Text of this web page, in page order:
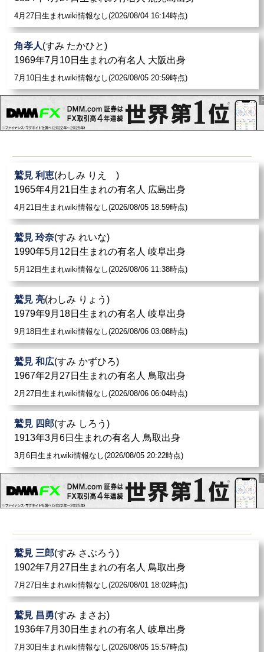
4月27日生まれwiki情報なし(2026/08/04 16:14時点)
角孝人(すみ たかひと)
1969年7月10日生まれの有名人 大阪出身
7月10日生まれwiki情報なし(2026/08/05 20:59時点)
鷲見 利恵(わしみ りえ )
1965年4月21日生まれの有名人 広島出身
4月21日生まれwiki情報なし(2026/08/05 18:59時点)
鷲見 玲奈(すみ れいな)
1990年5月12日生まれの有名人 岐阜出身
5月12日生まれwiki情報なし(2026/08/06 11:38時点)
鷲見 亮(わしみ りょう)
1979年9月18日生まれの有名人 岐阜出身
9月18日生まれwiki情報なし(2026/08/06 03:08時点)
鷲見 和広(すみ かずひろ)
1967年2月27日生まれの有名人 鳥取出身
2月27日生まれwiki情報なし(2026/08/06 06:04時点)
鷲見 四郎(すみ しろう)
1913年3月6日生まれの有名人 鳥取出身
3月6日生まれwiki情報なし(2026/08/05 20:22時点)
鷲見 三郎(すみ さぶろう)
1902年7月27日生まれの有名人 鳥取出身
7月27日生まれwiki情報なし(2026/08/01 18:02時点)
鷲見 昌勇(すみ まさお)
1936年7月30日生まれの有名人 岐阜出身
7月30日生まれwiki情報なし(2026/08/05 15:57時点)